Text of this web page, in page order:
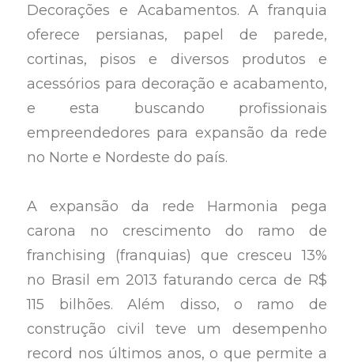
Decorações e Acabamentos. A franquia
oferece persianas, papel de parede,
cortinas, pisos e diversos produtos e
acessórios para decoração e acabamento,
e esta buscando profissionais
empreendedores para expansão da rede
no Norte e Nordeste do país.
A expansão da rede Harmonia pega
carona no crescimento do ramo de
franchising (franquias) que cresceu 13%
no Brasil em 2013 faturando cerca de R$
115 bilhões. Além disso, o ramo de
construção civil teve um desempenho
record nos últimos anos, o que permite a